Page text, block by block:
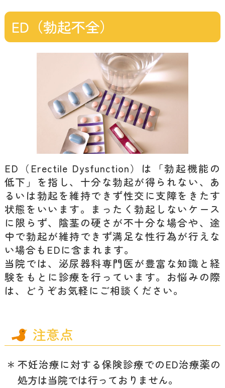
ED（勃起不全）
ED（Erectile Dysfunction）は「勃起機能の
低下」を指し、十分な勃起が得られない、あ
るいは勃起を維持できず性交に支障をきたす
状態をいいます。まったく勃起しないケース
に限らず、陰茎の硬さが不十分な場合や、途
中で勃起が維持できず満足な性行為が行えな
い場合もEDに含まれます。
当院では、泌尿器科専門医が豊富な知識と経
験をもとに診療を行っています。お悩みの際
は、どうぞお気軽にご相談ください。
注意点
＊ 不妊治療に対する保険診療でのED治療薬の
処方は当院では行っておりません。